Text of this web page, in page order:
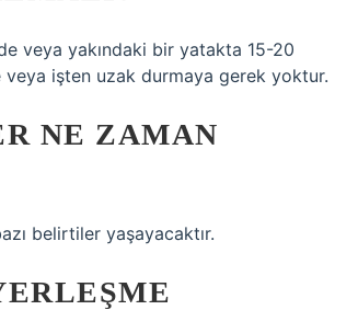
veya yakındaki bir yatakta 15-20
işten uzak durmaya gerek yoktur.
NE ZAMAN
belirtiler yaşayacaktır.